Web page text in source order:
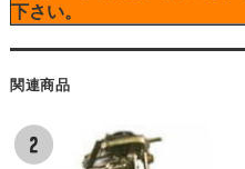
下さい。
関連商品